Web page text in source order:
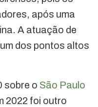
após uma
A atuação de
dos pontos altos
sobre o São Paulo
2022 foi outro